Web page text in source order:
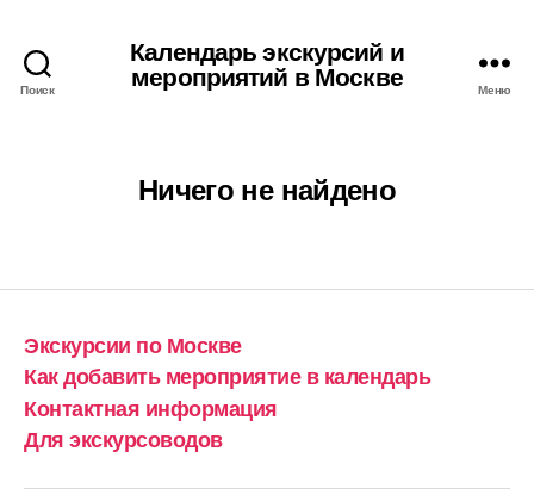
Поиск
Календарь экскурсий и
мероприятий в Москве Меню
Ничего не найдено
Экскурсии по Москве
Как добавить мероприятие в календарь
Контактная информация
Для экскурсоводов